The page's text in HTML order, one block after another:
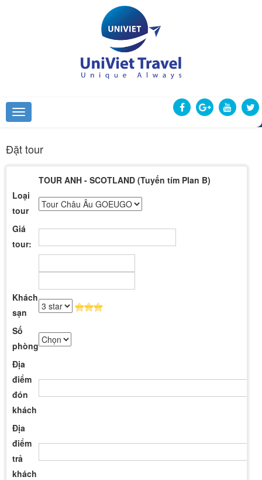
Đặt tour
TOUR ANH - SCOTLAND (Tuyến tím Plan B)
Loại
tour
Giá
tour:
Khách
sạn
Số
phòng
Địa
điểm
đón
khách
Địa
điểm
trả
khách